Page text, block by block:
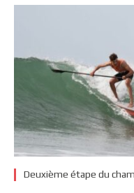
Deuxième étape du